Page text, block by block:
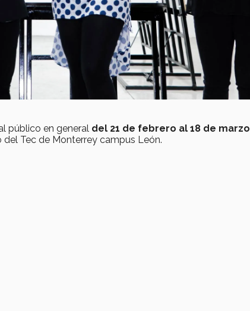
público en general del 21 de febrero al 18 de marzo
Tec de Monterrey campus León.